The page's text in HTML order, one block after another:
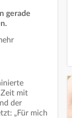
gerade
Zeit mit
der
„Für mich